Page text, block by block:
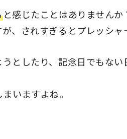
と感じたことはありませんか
、されすぎるとプレッシャ
としたり、記念日でもな
いますよね。